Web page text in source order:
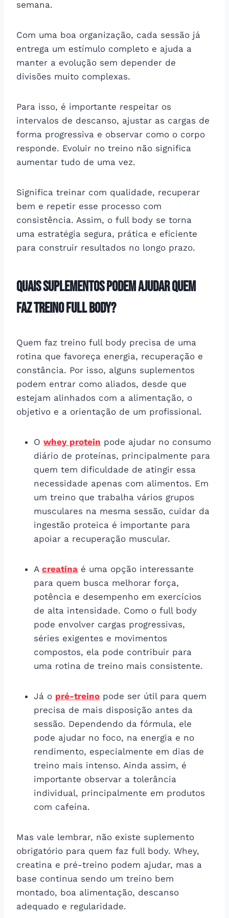
semana.
Com uma boa organização, cada sessão já
entrega um estímulo completo e ajuda a
manter a evolução sem depender de
divisões muito complexas.
Para isso, é importante respeitar os
intervalos de descanso, ajustar as cargas de
forma progressiva e observar como o corpo
responde. Evoluir no treino não significa
aumentar tudo de uma vez.
Significa treinar com qualidade, recuperar
bem e repetir esse processo com
consistência. Assim, o full body se torna
uma estratégia segura, prática e eficiente
para construir resultados no longo prazo.
Quais suplementos podem ajudar quem
faz treino full body?
Quem faz treino full body precisa de uma
rotina que favoreça energia, recuperação e
constância. Por isso, alguns suplementos
podem entrar como aliados, desde que
estejam alinhados com a alimentação, o
objetivo e a orientação de um profissional.
O whey protein pode ajudar no consumo
diário de proteínas, principalmente para
quem tem dificuldade de atingir essa
necessidade apenas com alimentos. Em
um treino que trabalha vários grupos
musculares na mesma sessão, cuidar da
ingestão proteica é importante para
apoiar a recuperação muscular.
A creatina é uma opção interessante
para quem busca melhorar força,
potência e desempenho em exercícios
de alta intensidade. Como o full body
pode envolver cargas progressivas,
séries exigentes e movimentos
compostos, ela pode contribuir para
uma rotina de treino mais consistente.
Já o pré-treino pode ser útil para quem
precisa de mais disposição antes da
sessão. Dependendo da fórmula, ele
pode ajudar no foco, na energia e no
rendimento, especialmente em dias de
treino mais intenso. Ainda assim, é
importante observar a tolerância
individual, principalmente em produtos
com cafeína.
Mas vale lembrar, não existe suplemento
obrigatório para quem faz full body. Whey,
creatina e pré-treino podem ajudar, mas a
base continua sendo um treino bem
montado, boa alimentação, descanso
adequado e regularidade.